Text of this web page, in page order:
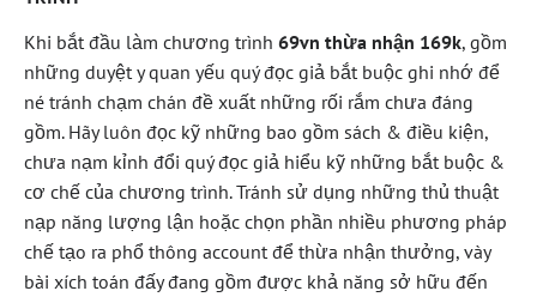
Khi bắt đầu làm chương trình 69vn thừa nhận 169k, gồm
những duyệt y quan yếu quý đọc giả bắt buộc ghi nhớ để
né tránh chạm chán đề xuất những rối rắm chưa đáng
gồm. Hãy luôn đọc kỹ những bao gồm sách & điều kiện,
chưa nạm kỉnh đổi quý đọc giả hiểu kỹ những bắt buộc &
cơ chế của chương trình. Tránh sử dụng những thủ thuật
nạp năng lượng lận hoặc chọn phần nhiều phương pháp
chế tạo ra phổ thông account để thừa nhận thưởng, vày
bài xích toán đấy đang gồm được khả năng sở hữu đến